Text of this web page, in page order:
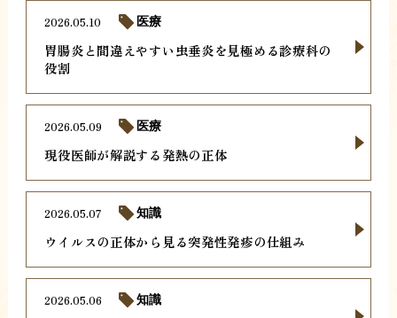
胃腸炎と間違えやすい虫垂炎を見極める診療科の
役割
2026.05.10 医療
現役医師が解説する発熱の正体
2026.05.09 医療
ウイルスの正体から見る突発性発疹の仕組み
2026.05.07 知識
2026.05.06 知識